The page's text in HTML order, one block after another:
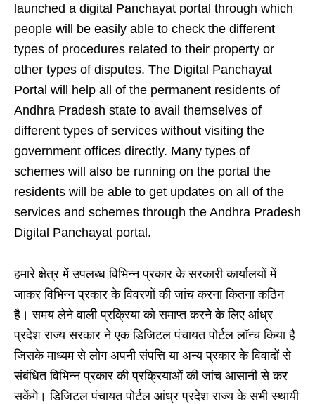
launched a digital Panchayat portal through which
people will be easily able to check the different
types of procedures related to their property or
other types of disputes. The Digital Panchayat
Portal will help all of the permanent residents of
Andhra Pradesh state to avail themselves of
different types of services without visiting the
government offices directly. Many types of
schemes will also be running on the portal the
residents will be able to get updates on all of the
services and schemes through the Andhra Pradesh
Digital Panchayat portal.
हमारे क्षेत्र में उपलब्ध विभिन्न प्रकार के सरकारी कार्यालयों में
जाकर विभिन्न प्रकार के विवरणों की जांच करना कितना कठिन
है। समय लेने वाली प्रक्रिया को समाप्त करने के लिए आंध्र
प्रदेश राज्य सरकार ने एक डिजिटल पंचायत पोर्टल लॉन्च किया है
जिसके माध्यम से लोग अपनी संपत्ति या अन्य प्रकार के विवादों से
संबंधित विभिन्न प्रकार की प्रक्रियाओं की जांच आसानी से कर
सकेंगे। डिजिटल पंचायत पोर्टल आंध्र प्रदेश राज्य के सभी स्थायी